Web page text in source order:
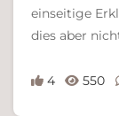
einseitige
dies aber
4 550